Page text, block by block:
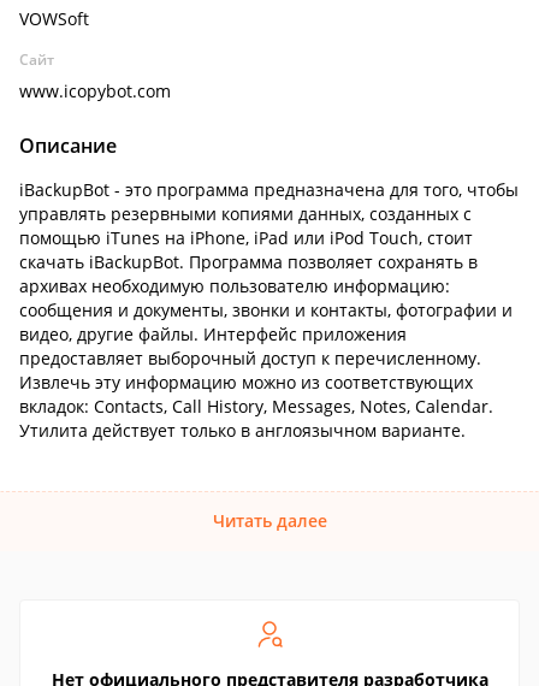
VOWSoft
Сайт
www.icopybot.com
Описание
iBackupBot - это программа предназначена для того, чтобы
управлять резервными копиями данных, созданных с
помощью iTunes на iPhone, iPad или iPod Touch, стоит
скачать iBackupBot. Программа позволяет сохранять в
архивах необходимую пользователю информацию:
сообщения и документы, звонки и контакты, фотографии и
видео, другие файлы. Интерфейс приложения
предоставляет выборочный доступ к перечисленному.
Извлечь эту информацию можно из соответствующих
вкладок: Contacts, Call History, Messages, Notes, Calendar.
Утилита действует только в англоязычном варианте.
Читать далее
Нет официального представителя разработчика